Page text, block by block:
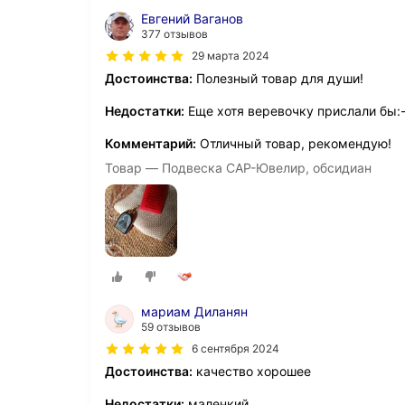
Евгений Ваганов
377 отзывов
29 марта 2024
Достоинства: Полезный товар для души!
Недостатки: Еще хотя веревочку прислали
Комментарий: Отличный товар, рекомендую!
Товар — Подвеска САР-Ювелир, обсидиан
мариам Диланян
59 отзывов
6 сентября 2024
Достоинства: качество хорошее